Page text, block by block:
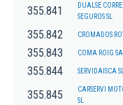
355.841
DUALSE
SEGUROS SL
355.842 CROMADOS
355.843 COMA ROIG SA
355.844 SERVIDAISCA SL
355.845
CARSERVI
SL